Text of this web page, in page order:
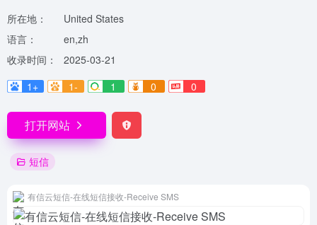
所在地：
United States
语言：
en,zh
收录时间：
2025-03-21
1+
1- 1 0 0
打开网站
短信
有信云短信-在线短信接收-Receive SMS